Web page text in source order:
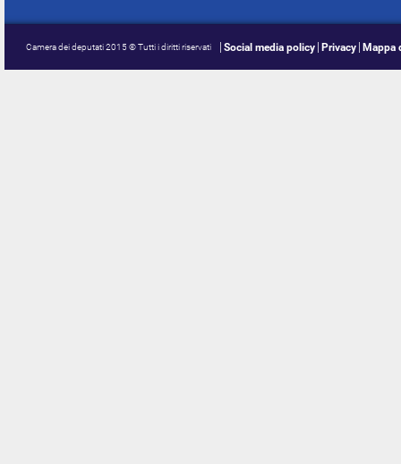
Camera dei deputati 2015 © Tutti i diritti riservati Social media policy Privacy Mappa